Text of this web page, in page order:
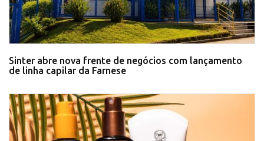
Sinter abre nova frente de negócios com lançamento
de linha capilar da Farnese